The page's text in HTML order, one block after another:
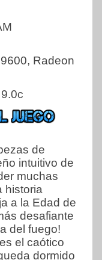
Radeon
de
intuitivo de
muchas
historia
a la Edad de
desafiante
del fuego!
el caótico
dormido